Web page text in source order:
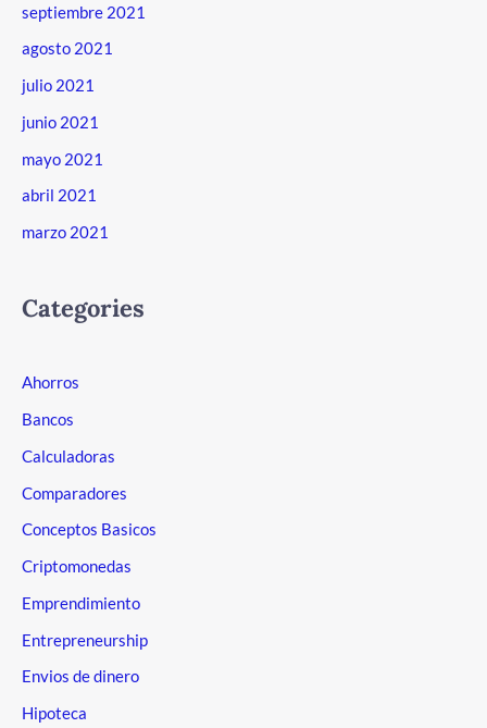
septiembre 2021
agosto 2021
julio 2021
junio 2021
mayo 2021
abril 2021
marzo 2021
Categories
Ahorros
Bancos
Calculadoras
Comparadores
Conceptos Basicos
Criptomonedas
Emprendimiento
Entrepreneurship
Envios de dinero
Hipoteca